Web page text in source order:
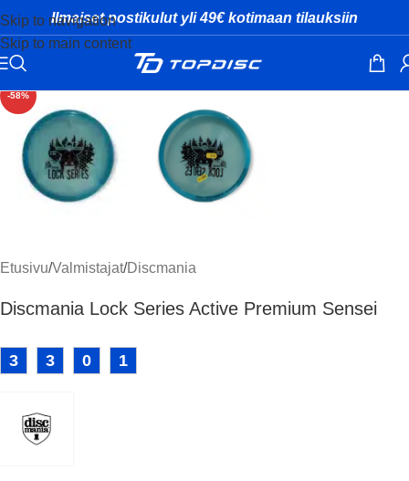
Skip to navigation
Skip to main content
Ilmaiset postikulut yli 49€ kotimaan tilauksiin
-58%
Klikkaa suuremmaksi
Etusivu/Valmistajat/Discmania
Discmania Lock Series Active Premium Sensei
3 3 0 1